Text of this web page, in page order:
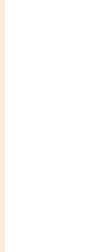
Streaming
Filipina SEA
Ini, Gratis!
lalu